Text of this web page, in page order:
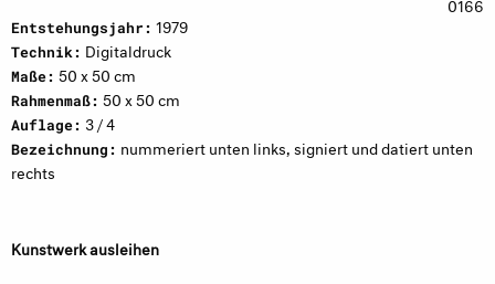
Entstehungsjahr: 1979
Technik: Digitaldruck
Maße: 50 x 50 cm
Rahmenmaß: 50 x 50 cm
Auflage: 3 / 4
Bezeichnung: nummeriert unten links, signiert und datiert unten
rechts
Kunstwerk ausleihen